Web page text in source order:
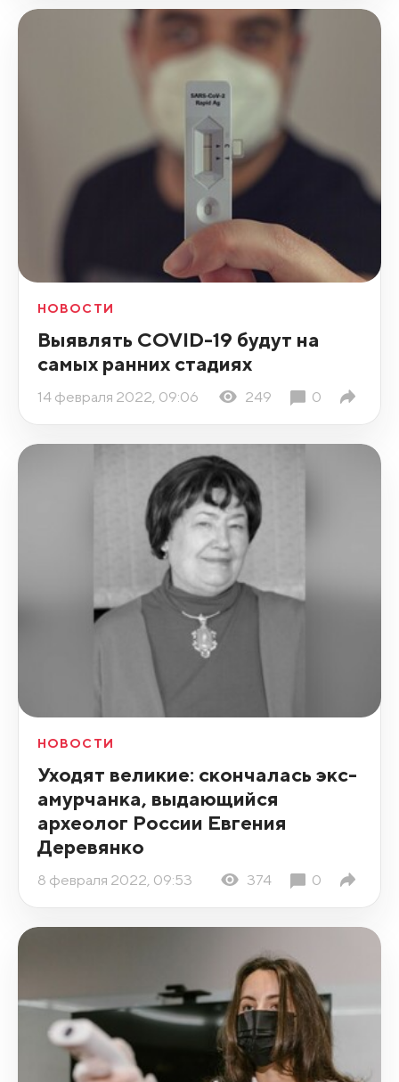
НОВОСТИ
Выявлять COVID-19 будут на
самых ранних стадиях
14 февраля 2022, 09:06 249 0
НОВОСТИ
Уходят великие: скончалась экс-
амурчанка, выдающийся
археолог России Евгения
Деревянко
8 февраля 2022, 09:53 374 0